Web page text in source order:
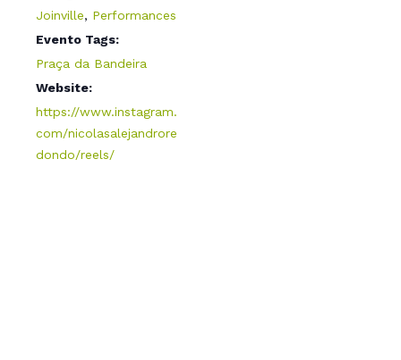
Joinville, Performances
Evento Tags:
Praça da Bandeira
Website:
https://www.instagram.
com/nicolasalejandrore
dondo/reels/